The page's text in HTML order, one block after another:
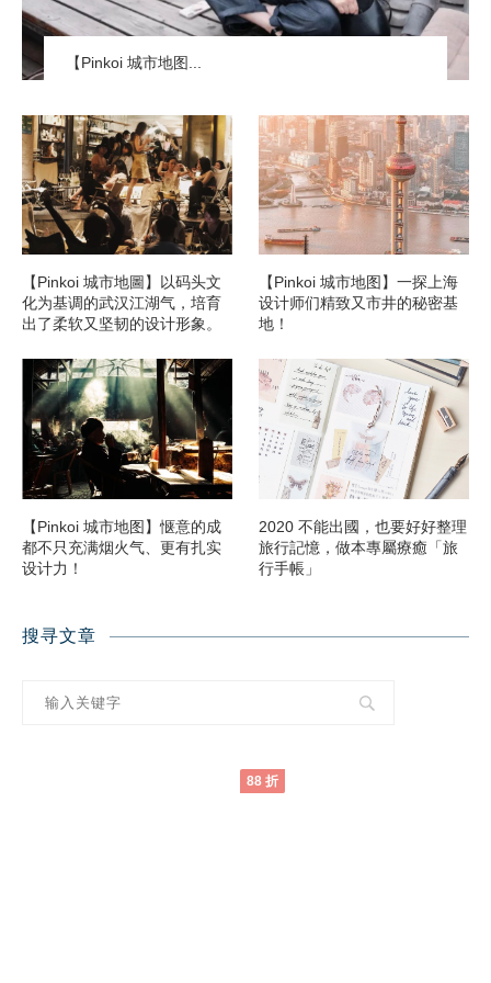
【Pinkoi 城市地图...
【Pinkoi 城市地圖】以码头文
化为基调的武汉江湖气，培育
出了柔软又坚韧的设计形象。
【Pinkoi 城市地图】一探上海
设计师们精致又市井的秘密基
地！
【Pinkoi 城市地图】惬意的成
都不只充满烟火气、更有扎实
设计力！
2020 不能出國，也要好好整理
旅行記憶，做本專屬療癒「旅
行手帳」
搜寻文章